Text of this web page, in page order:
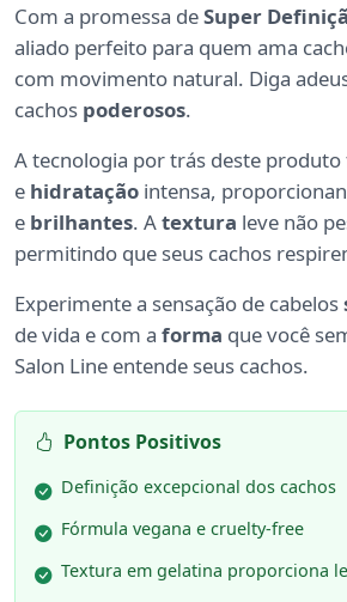
Com a promessa deSuper
aliado perfeito para quem ama
com movimento natural. Diga
cachos poderosos.
A tecnologia por trás deste produto
e hidratação intensa,
e brilhantes. Atextura leve não
permitindo que seus cachos
Experimente a sensação de cabelos
de vida e com a forma que você
Salon Line entende seus cachos.
Pontos Positivos
Definição excepcional dos cachos
Fórmula vegana e cruelty-free
Textura em gelatina proporciona